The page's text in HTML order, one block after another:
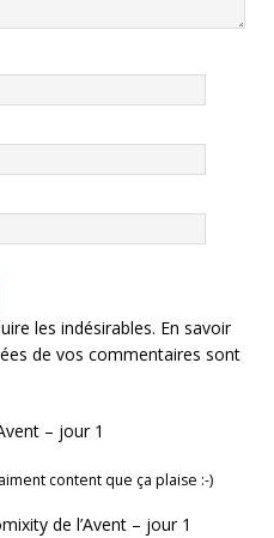
les indésirables. En savoir
de vos commentaires sont
– jour 1
content que ça plaise :-)
de l’Avent – jour 1